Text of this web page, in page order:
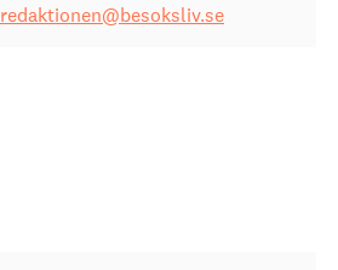
redaktionen@besoksliv.se